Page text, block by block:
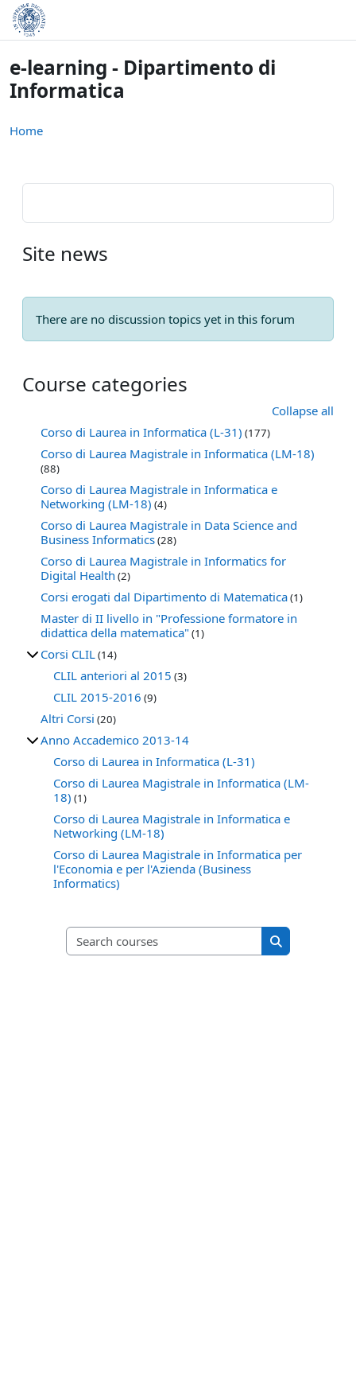
Skip to main content
e-learning - Dipartimento di
Informatica
Home
Site news
There are no discussion topics yet in this forum
Course categories
Collapse all
Corso di Laurea in Informatica (L-31) (177)
Corso di Laurea Magistrale in Informatica (LM-18)
(88)
Corso di Laurea Magistrale in Informatica e
Networking (LM-18) (4)
Corso di Laurea Magistrale in Data Science and
Business Informatics(28)
Corso di Laurea Magistrale in Informatics for
Digital Health (2)
Corsi erogati dal Dipartimento di Matematica(1)
Master di II livello in "Professione formatore in
didattica della matematica" (1)
Corsi CLIL (14)
CLIL anteriori al 2015 (3)
CLIL 2015-2016 (9)
Altri Corsi (20)
Anno Accademico 2013-14
Corso di Laurea in Informatica (L-31)
Corso di Laurea Magistrale in Informatica (LM-
18) (1)
Corso di Laurea Magistrale in Informatica e
Networking (LM-18)
Corso di Laurea Magistrale in Informatica per
l'Economia e per l'Azienda (Business
Informatics)
Search courses
Search courses